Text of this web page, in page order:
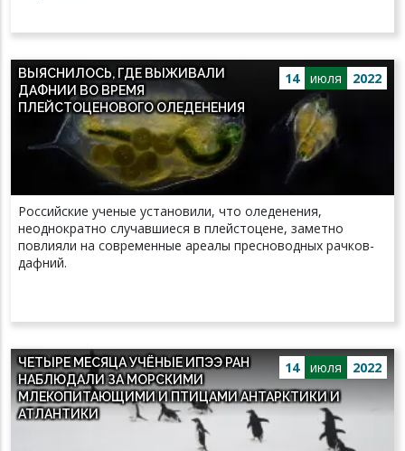
14 июля 2022
ВЫЯСНИЛОСЬ, ГДЕ ВЫЖИВАЛИ
ДАФНИИ ВО ВРЕМЯ
ПЛЕЙСТОЦЕНОВОГО ОЛЕДЕНЕНИЯ
Российские ученые установили, что оледенения,
неоднократно случавшиеся в плейстоцене, заметно
повлияли на современные ареалы пресноводных рачков-
дафний.
14 июля 2022
ЧЕТЫРЕ МЕСЯЦА УЧЁНЫЕ ИПЭЭ РАН
НАБЛЮДАЛИ ЗА МОРСКИМИ
МЛЕКОПИТАЮЩИМИ И ПТИЦАМИ АНТАРКТИКИ И
АТЛАНТИКИ